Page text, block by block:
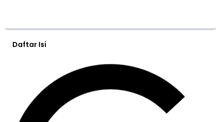
Daftar Isi